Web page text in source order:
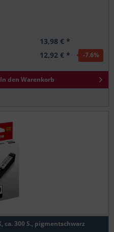
13,98 € *
12,92 € * -7.6%
In den Warenkorb
ca. 300 S., pigmentschwarz